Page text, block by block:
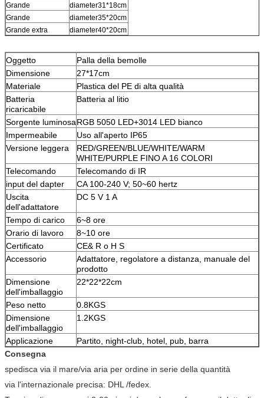
Grande
diameter31*18cm
Grande
diameter35*20cm
Grande extra
diameter40*20cm
Oggetto
Palla della bemolle
Dimensione
27*17cm
Materiale
Plastica del PE di alta qualità
Batteria
ricaricabile
Batteria al litio
Sorgente luminosaRGB 5050 LED+3014 LED bianco
Impermeabile
Uso all'aperto IP65
Versione leggera
RED/GREEN/BLUE/WHITE/WARM
WHITE/PURPLE FINO A 16 COLORI
Telecomando
Telecomando di IR
input del dapter
CA 100-240 V; 50~60 hertz
Uscita
dell'adattatore
DC 5 V 1 A
Tempo di carico
6~8 ore
Orario di lavoro
8~10 ore
Certificato
CE& R o H S
Accessorio
Adattatore, regolatore a distanza, manuale del
prodotto
Dimensione
dell'imballaggio
22*22*22cm
Peso netto
0.8KGS
Dimensione
dell'imballaggio
1.2KGS
Applicazione
Partito, night-club, hotel, pub, barra
Consegna
spedisca via il mare/via aria per ordine in serie della quantità
via l'internazionale precisa: DHL /fedex.